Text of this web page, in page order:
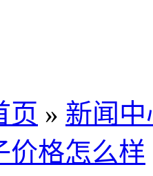
页 » 新闻中
价格怎么样